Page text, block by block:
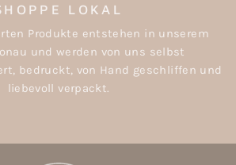
LOKAL
Produkte entstehen in unserem
und werden von uns selbst
bedruckt, von Hand geschliffen und
liebevoll verpackt.